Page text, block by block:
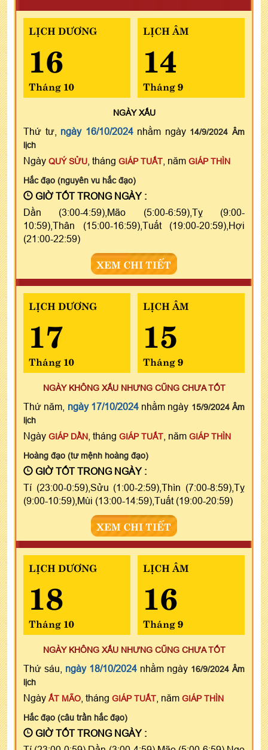
LỊCH DƯƠNG
16
Tháng 10
LỊCH ÂM
14
Tháng 9
NGÀYXẤU
Thứ tư, ngày 16/10/2024nhằm ngày 14/9/2024 Âm
lịch
Ngày QUÝ SỬU , tháng GIÁP TUẤT , năm GIÁP THÌN
Hắc đạo (nguyên vu hắc đạo)
GIỜ TỐT TRONG NGÀY :
Dần (3:00-4:59),Mão (5:00-6:59),Tỵ (9:00-
10:59),Thân (15:00-16:59),Tuất (19:00-20:59),Hợi
(21:00-22:59)
XEM CHI TIẾT
LỊCH DƯƠNG
17
Tháng 10
LỊCH ÂM
15
Tháng 9
NGÀY KHÔNG XẤU NHƯNG CŨNG CHƯA TỐT
Thứ năm, ngày 17/10/2024nhằm ngày 15/9/2024 Âm
lịch
Ngày GIÁP DẦN , tháng GIÁP TUẤT , năm GIÁP THÌN
Hoàng đạo (tư mệnh hoàng đạo)
GIỜ TỐT TRONG NGÀY :
Tí (23:00-0:59),Sửu (1:00-2:59),Thìn (7:00-8:59),Tỵ
(9:00-10:59),Mùi (13:00-14:59),Tuất (19:00-20:59)
XEM CHI TIẾT
LỊCH DƯƠNG
18
Tháng 10
LỊCH ÂM
16
Tháng 9
NGÀY KHÔNG XẤU NHƯNG CŨNG CHƯA TỐT
Thứ sáu, ngày 18/10/2024 nhằm ngày 16/9/2024 Âm
lịch
Ngày ẤT MÃO , tháng GIÁP TUẤT , năm GIÁP THÌN
Hắc đạo (câu trần hắc đạo)
GIỜ TỐT TRONG NGÀY :